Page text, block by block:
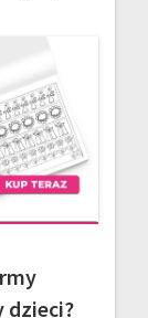
dzieci?